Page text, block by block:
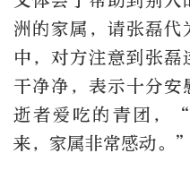
洲的家属，请张磊代
中，对方注意到张
干净净，表示十分安
逝者爱吃的青团，
来，家属非常感动。”